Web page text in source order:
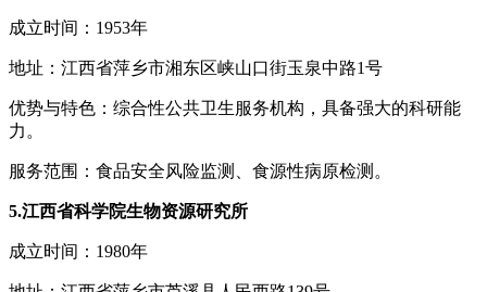
成立时间：1953年
地址：江西省萍乡市湘东区峡山口街玉泉中路1号
优势与特色：综合性公共卫生服务机构，具备强大的科研能
力。
服务范围：食品安全风险监测、食源性病原检测。
5.江西省科学院生物资源研究所
成立时间：1980年